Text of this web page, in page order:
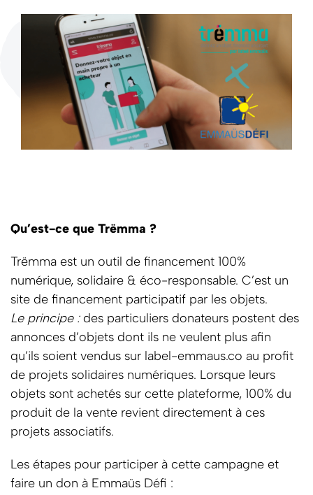
Qu’est-ce que Trëmma ?
Trëmma est un outil de financement 100%
numérique, solidaire & éco-responsable. C’est un
site de financement participatif par les objets.
Le principe :des particuliers donateurs postent des
annonces d’objets dont ils ne veulent plus afin
qu’ils soient vendus sur label-emmaus.co au profit
de projets solidaires numériques. Lorsque leurs
objets sont achetés sur cette plateforme, 100% du
produit de la vente revient directement à ces
projets associatifs.
Les étapes pour participer à cette campagne et
faire un don à Emmaüs Défi :